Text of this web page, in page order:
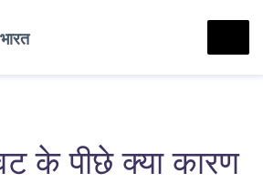
के पीछे क्या कारण